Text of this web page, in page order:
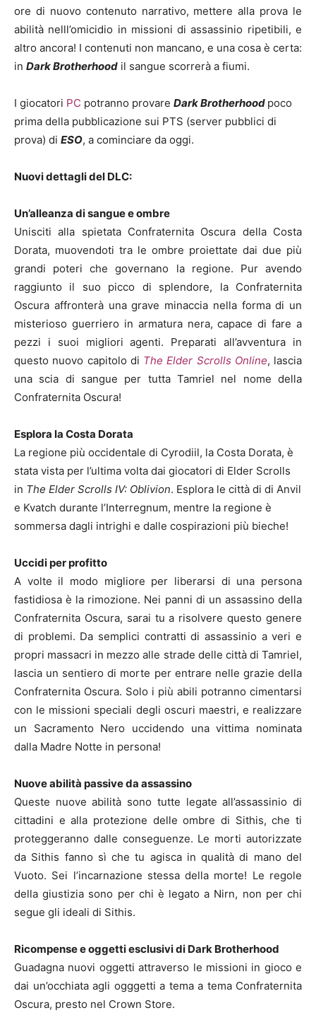
ore di nuovo contenuto narrativo, mettere alla prova le
abilità nelll’omicidio in missioni di assassinio ripetibili, e
altro ancora! I contenuti non mancano, e una cosa è certa:
in Dark Brotherhood il sangue scorrerà a fiumi.
I giocatori PC potranno provare Dark Brotherhood poco
prima della pubblicazione sui PTS (server pubblici di
prova) di ESO, a cominciare da oggi.
Nuovi dettagli del DLC:
Un’alleanza di sangue e ombre
Unisciti alla spietata Confraternita Oscura della Costa
Dorata, muovendoti tra le ombre proiettate dai due più
grandi poteri che governano la regione. Pur avendo
raggiunto il suo picco di splendore, la Confraternita
Oscura affronterà una grave minaccia nella forma di un
misterioso guerriero in armatura nera, capace di fare a
pezzi i suoi migliori agenti. Preparati all’avventura in
questo nuovo capitolo di The Elder Scrolls Online, lascia
una scia di sangue per tutta Tamriel nel nome della
Confraternita Oscura!
Esplora la Costa Dorata
La regione più occidentale di Cyrodiil, la Costa Dorata, è
stata vista per l’ultima volta dai giocatori di Elder Scrolls
in The Elder Scrolls IV: Oblivion. Esplora le città di di Anvil
e Kvatch durante l’Interregnum, mentre la regione è
sommersa dagli intrighi e dalle cospirazioni più bieche!
Uccidi per profitto
A volte il modo migliore per liberarsi di una persona
fastidiosa è la rimozione. Nei panni di un assassino della
Confraternita Oscura, sarai tu a risolvere questo genere
di problemi. Da semplici contratti di assassinio a veri e
propri massacri in mezzo alle strade delle città di Tamriel,
lascia un sentiero di morte per entrare nelle grazie della
Confraternita Oscura. Solo i più abili potranno cimentarsi
con le missioni speciali degli oscuri maestri, e realizzare
un Sacramento Nero uccidendo una vittima nominata
dalla Madre Notte in persona!
Nuove abilità passive da assassino
Queste nuove abilità sono tutte legate all’assassinio di
cittadini e alla protezione delle ombre di Sithis, che ti
proteggeranno dalle conseguenze. Le morti autorizzate
da Sithis fanno sì che tu agisca in qualità di mano del
Vuoto. Sei l’incarnazione stessa della morte! Le regole
della giustizia sono per chi è legato a Nirn, non per chi
segue gli ideali di Sithis.
Ricompense e oggetti esclusivi di Dark Brotherhood
Guadagna nuovi oggetti attraverso le missioni in gioco e
dai un’occhiata agli ogggetti a tema a tema Confraternita
Oscura, presto nel Crown Store.